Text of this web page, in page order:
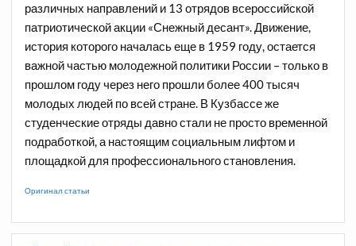
различных направлений и 13 отрядов всероссийской
патриотической акции «Снежный десант». Движение,
история которого началась еще в 1959 году, остается
важной частью молодежной политики России – только в
прошлом году через него прошли более 400 тысяч
молодых людей по всей стране. В Кузбассе же
студенческие отряды давно стали не просто временной
подработкой, а настоящим социальным лифтом и
площадкой для профессионального становления.
Оригинал статьи